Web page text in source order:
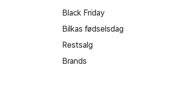
Black Friday
Bilkas fødselsdag
Restsalg
Brands